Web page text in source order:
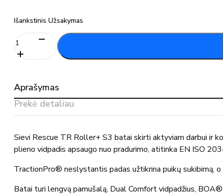
Išankstinis Užsakymas
produkto
kiekis:
Darbo
TR
ROLLER+
Aprašymas
Prekė detaliau
Sievi Rescue TR Roller+ S3 batai skirti aktyviam darbui ir
plieno vidpadis apsaugo nuo pradurimo, atitinka EN ISO
TractionPro® neslystantis padas užtikrina puikų sukibimą,
Batai turi lengvą pamušalą, Dual Comfort vidpadžius,